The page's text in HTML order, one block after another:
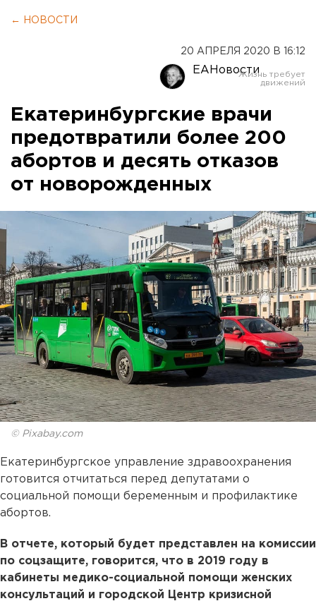
← НОВОСТИ
20 АПРЕЛЯ 2020 В 16:12
ЕАНовости
Екатеринбургские врачи
предотвратили более 200
абортов и десять отказов
от новорожденных
© Pixabay.com
Екатеринбургское управление здравоохранения
готовится отчитаться перед депутатами о
социальной помощи беременным и профилактике
абортов.
В отчете, который будет представлен на комиссии
по соцзащите, говорится, что в 2019 году в
кабинеты медико-социальной помощи женских
консультаций и городской Центр кризисной